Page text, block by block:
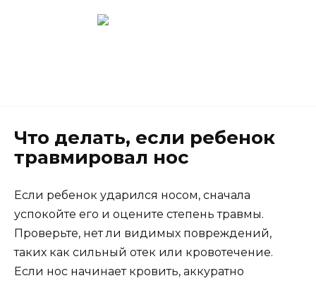
Что делать, если ребенок
травмировал нос
Если ребенок ударился носом, сначала
успокойте его и оцените степень травмы.
Проверьте, нет ли видимых повреждений,
таких как сильный отек или кровотечение.
Если нос начинает кровить, аккуратно